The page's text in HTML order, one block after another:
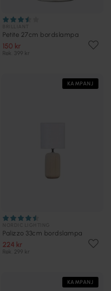
Petite 27cm bordslampa
150 kr
Rek. 399 kr
KAMPANJ
Palizzo 33cm bordslampa
224 kr
Rek. 299 kr
KAMPANJ